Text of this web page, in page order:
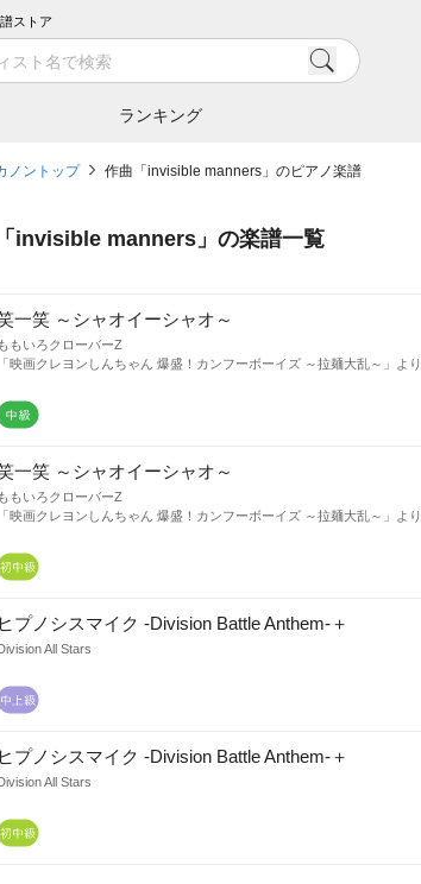
ストア
ランキング
ノントップ 作曲「invisible manners」のピアノ楽譜
「 invisible manners 」の楽譜一覧
一笑 ～シャオイーシャオ～
ももいろクローバーZ
「映画クレヨンしんちゃん 爆盛！カンフーボーイズ ～拉麺大乱～」より
一笑 ～シャオイーシャオ～
ももいろクローバーZ
「映画クレヨンしんちゃん 爆盛！カンフーボーイズ ～拉麺大乱～」より
ヒプノシスマイク -Division Battle Anthem-＋
All Stars
ヒプノシスマイク -Division Battle Anthem-＋
All Stars